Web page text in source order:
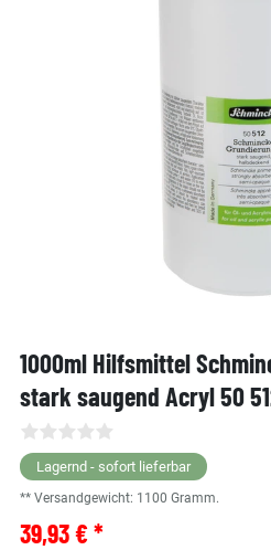
1000ml Hilfsmittel
stark saugend Acryl 50
Lagernd - sofort lieferbar
** Versandgewicht: 1100 Gramm.
39,93 € *